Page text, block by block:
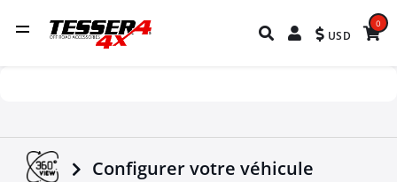
USD
0
Configurer votre véhicule